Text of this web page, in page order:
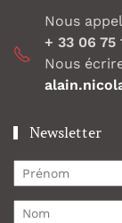
Nous
+ 33 06 75
Nous
Newsletter